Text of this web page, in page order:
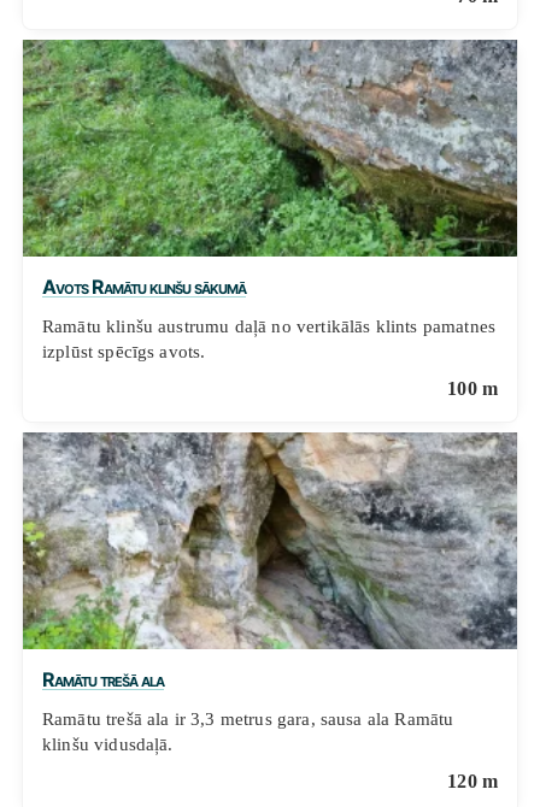
Avots Ramātu klinšu sākumā
Ramātu klinšu austrumu daļā no vertikālās klints pamatnes
izplūst spēcīgs avots.
100 m
Ramātu trešā ala
Ramātu trešā ala ir 3,3 metrus gara, sausa ala Ramātu
klinšu vidusdaļā.
120 m